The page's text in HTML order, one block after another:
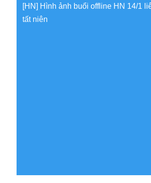
[HN] Hình ảnh buổi offline HN 14/1
tất niên